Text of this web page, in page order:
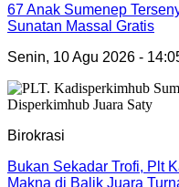
67 Anak Sumenep
Sunatan Massal Gratis
Senin, 10 Agu 2026 -
Birokrasi
Bukan Sekadar Trofi, Plt
Makna di Balik Juara